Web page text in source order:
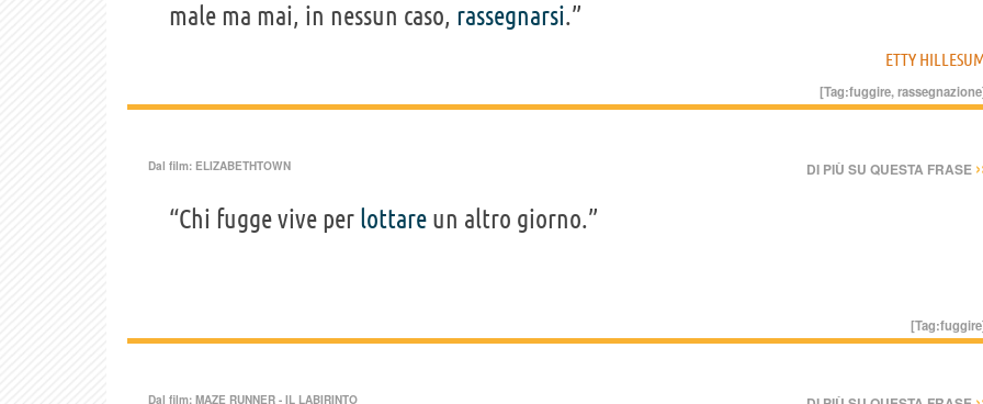
male ma mai, in nessun caso, rassegnarsi.”
ETTY
[Tag:fuggire,rassegnazione
Dal film: ELIZABETHTOWN DI PIÙ SU QUESTA FRASE
“Chi fugge vive per lottare un altro giorno.”
[Tag:fuggire
Dal film: MAZE RUNNER - IL LABIRINTO